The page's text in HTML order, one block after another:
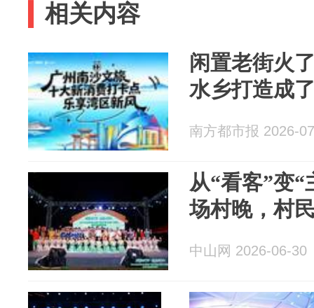
相关内容
闲置老街火
水乡打造成
南方都市报 2026-
从“看客”变
场村晚，村
中山网 2026-06-30